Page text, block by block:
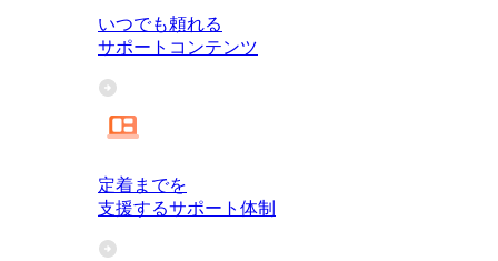
いつでも頼れる
サポートコンテンツ
定着までを
支援するサポート体制